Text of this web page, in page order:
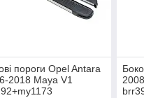
пороги Opel Antara
2018 Maya V1